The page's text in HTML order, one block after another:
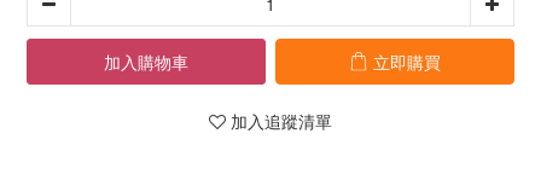
加入購物車 立即購買
加入追蹤清單